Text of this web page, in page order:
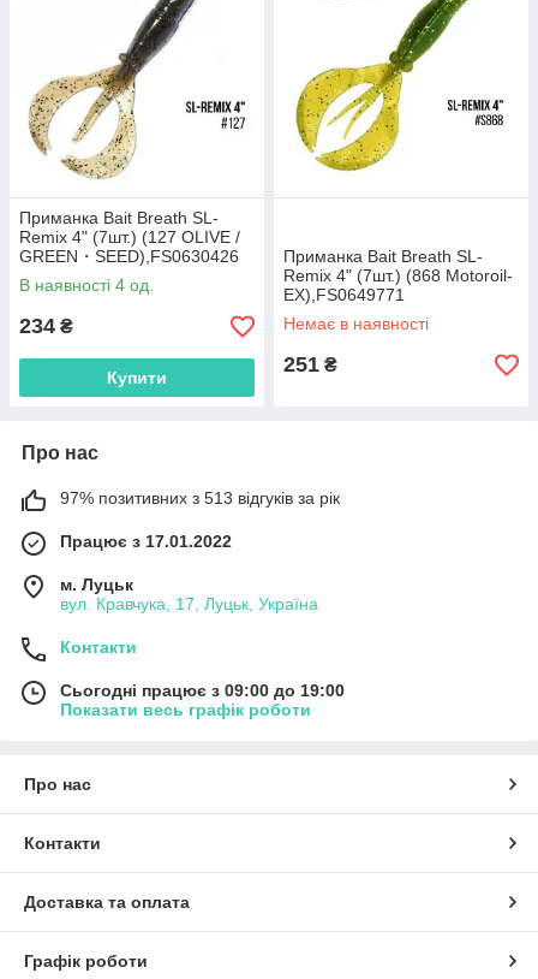
Приманка Bait Breath SL-
Remix 4" (7шт.) (127 OLIVE /
GREEN・SEED),FS0630426
В наявності 4 од.
234 ₴
Купити
Приманка Bait Breath SL-
Remix 4" (7шт.) (868 Motoroil-
EX),FS0649771
Немає в наявності
251 ₴
Про нас
97% позитивних з 513 відгуків за рік
Працює з 17.01.2022
м. Луцьк
вул. Кравчука, 17, Луцьк, Україна
Контакти
Сьогодні працює з 09:00 до 19:00
Показати весь графік роботи
Про нас
Контакти
Доставка та оплата
Графік роботи